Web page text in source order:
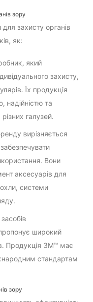
зору
захисту органів
як:
який
захисту,
Їх продукція
надійністю та
галузей.
вирізняється
Вони
аксесуарів для
системи
широкий
Продукція 3M™ має
стандартам
зору